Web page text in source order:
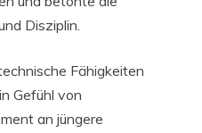
Disziplin.
Fähigkeiten
Gefühl von
an jüngere